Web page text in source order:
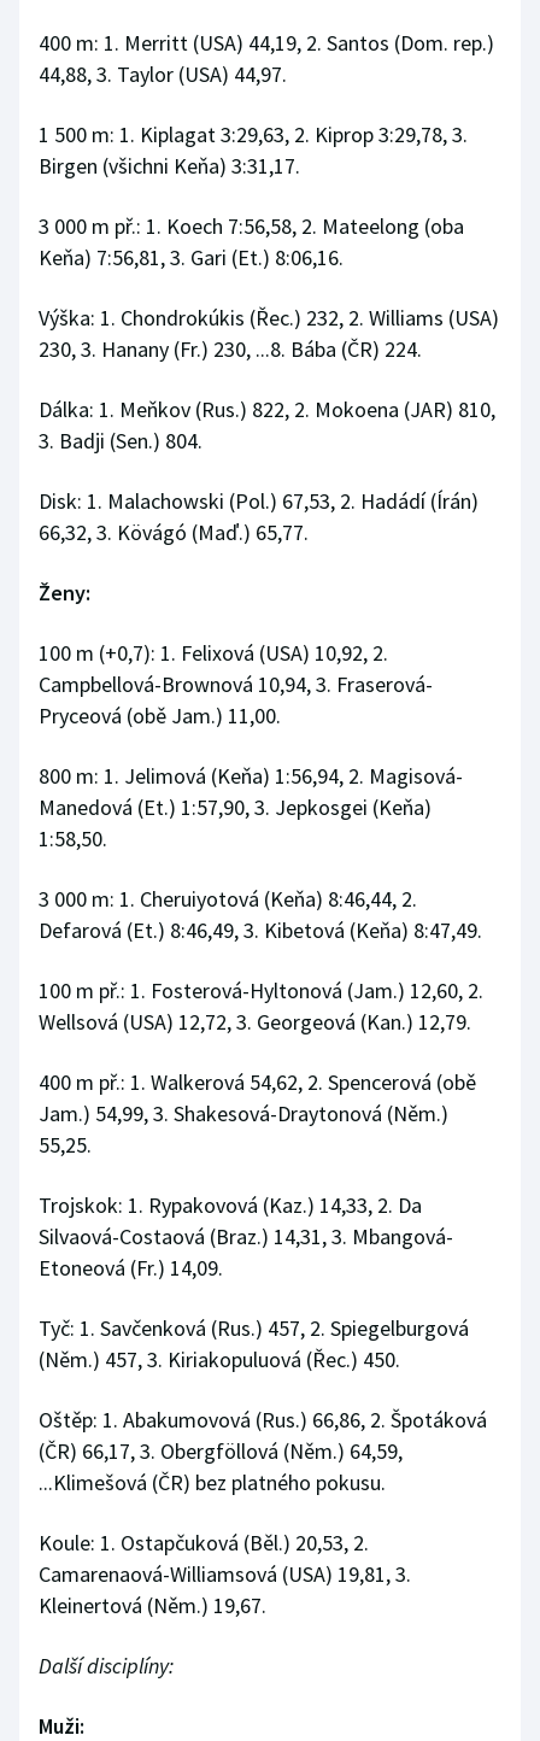
400 m: 1. Merritt (USA) 44,19, 2. Santos (Dom. rep.)
44,88, 3. Taylor (USA) 44,97.
1 500 m: 1. Kiplagat 3:29,63, 2. Kiprop 3:29,78, 3.
Birgen (všichni Keňa) 3:31,17.
3 000 m př.: 1. Koech 7:56,58, 2. Mateelong (oba
Keňa) 7:56,81, 3. Gari (Et.) 8:06,16.
Výška: 1. Chondrokúkis (Řec.) 232, 2. Williams (USA)
230, 3. Hanany (Fr.) 230, ...8. Bába (ČR) 224.
Dálka: 1. Meňkov (Rus.) 822, 2. Mokoena (JAR) 810,
3. Badji (Sen.) 804.
Disk: 1. Malachowski (Pol.) 67,53, 2. Hadádí (Írán)
66,32, 3. Kövágó (Maď.) 65,77.
Ženy:
100 m (+0,7): 1. Felixová (USA) 10,92, 2.
Campbellová-Brownová 10,94, 3. Fraserová-
Pryceová (obě Jam.) 11,00.
800 m: 1. Jelimová (Keňa) 1:56,94, 2. Magisová-
Manedová (Et.) 1:57,90, 3. Jepkosgei (Keňa)
1:58,50.
3 000 m: 1. Cheruiyotová (Keňa) 8:46,44, 2.
Defarová (Et.) 8:46,49, 3. Kibetová (Keňa) 8:47,49.
100 m př.: 1. Fosterová-Hyltonová (Jam.) 12,60, 2.
Wellsová (USA) 12,72, 3. Georgeová (Kan.) 12,79.
400 m př.: 1. Walkerová 54,62, 2. Spencerová (obě
Jam.) 54,99, 3. Shakesová-Draytonová (Něm.)
55,25.
Trojskok: 1. Rypakovová (Kaz.) 14,33, 2. Da
Silvaová-Costaová (Braz.) 14,31, 3. Mbangová-
Etoneová (Fr.) 14,09.
Tyč: 1. Savčenková (Rus.) 457, 2. Spiegelburgová
(Něm.) 457, 3. Kiriakopuluová (Řec.) 450.
Oštěp: 1. Abakumovová (Rus.) 66,86, 2. Špotáková
(ČR) 66,17, 3. Obergföllová (Něm.) 64,59,
...Klimešová (ČR) bez platného pokusu.
Koule: 1. Ostapčuková (Běl.) 20,53, 2.
Camarenaová-Williamsová (USA) 19,81, 3.
Kleinertová (Něm.) 19,67.
Další disciplíny:
Muži: